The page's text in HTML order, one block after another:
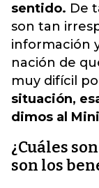
sentido. De
son tan
información
nación de
muy difícil
situación,
dimos al
¿Cuáles
son los